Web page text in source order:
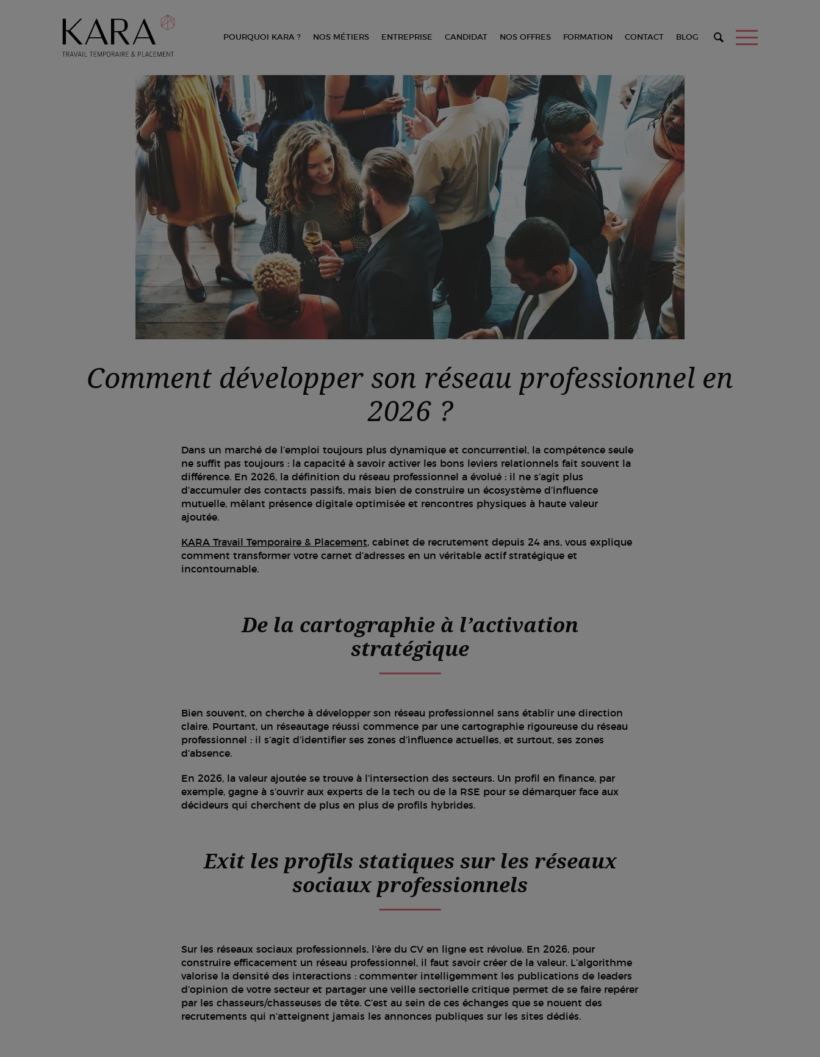
POURQUOI KARA ? NOS MÉTIERS ENTREPRISE CANDIDAT NOS OFFRES FORMATION CONTACT BLOG
Comment développer son réseau professionnel en
2026 ?
Dans un marché de l’emploi toujours plus dynamique et concurrentiel, la compétence seule
ne suffit pas toujours : la capacité à savoir activer les bons leviers relationnels fait souvent la
différence. En 2026, la définition du réseau professionnel a évolué : il ne s’agit plus
d’accumuler des contacts passifs, mais bien de construire un écosystème d’influence
mutuelle, mêlant présence digitale optimisée et rencontres physiques à haute valeur
ajoutée.
KARA Travail Temporaire & Placement, cabinet de recrutement depuis 24 ans, vous explique
comment transformer votre carnet d’adresses en un véritable actif stratégique et
incontournable.
De la cartographie à l’activation
stratégique
Bien souvent, on cherche à développer son réseau professionnel sans établir une direction
claire. Pourtant, un réseautage réussi commence par une cartographie rigoureuse du réseau
professionnel : il s’agit d’identifier ses zones d’influence actuelles, et surtout, ses zones
d’absence.
En 2026, la valeur ajoutée se trouve à l’intersection des secteurs. Un profil en finance, par
exemple, gagne à s’ouvrir aux experts de la tech ou de la RSE pour se démarquer face aux
décideurs qui cherchent de plus en plus de profils hybrides.
Exit les profils statiques sur les réseaux
sociaux professionnels
Sur les réseaux sociaux professionnels, l’ère du CV en ligne est révolue. En 2026, pour
construire efficacement un réseau professionnel, il faut savoir créer de la valeur. L’algorithme
valorise la densité des interactions : commenter intelligemment les publications de leaders
d’opinion de votre secteur et partager une veille sectorielle critique permet de se faire repérer
par les chasseurs/chasseuses de tête. C’est au sein de ces échanges que se nouent des
recrutements qui n’atteignent jamais les annonces publiques sur les sites dédiés.